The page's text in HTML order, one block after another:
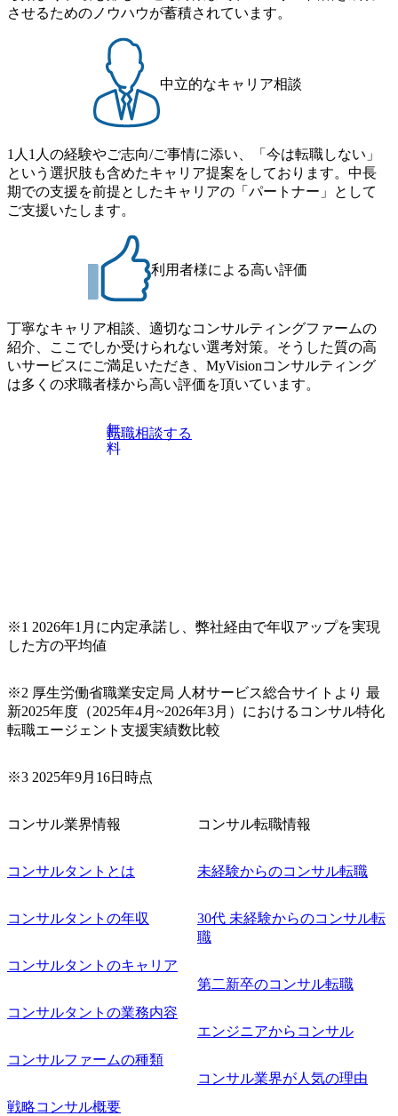
させるためのノウハウが蓄積されています。
中立的なキャリア相談
1人1人の経験やご志向/ご事情に添い、「今は転職しない」
という選択肢も含めたキャリア提案をしております。中長
期での支援を前提としたキャリアの「パートナー」として
ご支援いたします。
利用者様による高い評価
丁寧なキャリア相談、適切なコンサルティングファームの
紹介、ここでしか受けられない選考対策。そうした質の高
いサービスにご満足いただき、MyVisionコンサルティング
は多くの求職者様から高い評価を頂いています。
無
料
転職相談する
※1 2026年1月に内定承諾し、弊社経由で年収アップを実現
した方の平均値
※2 厚生労働省職業安定局 人材サービス総合サイトより 最
新2025年度（2025年4月~2026年3月）におけるコンサル特化
転職エージェント支援実績数比較
※3 2025年9月16日時点
コンサル業界情報
コンサルタントとは
コンサルタントの年収
コンサルタントのキャリア
コンサルタントの業務内容
コンサルファームの種類
戦略コンサル概要
コンサル転職情報
未経験からのコンサル転職
30代 未経験からのコンサル転
職
第二新卒のコンサル転職
エンジニアからコンサル
コンサル業界が人気の理由